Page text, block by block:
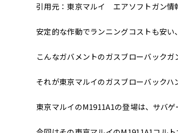
引用元： 東京マルイ エアソフトガン情
安定的な作動でランニングコストも安
こんなガバメントのガスブローバックガ
それが東京マルイのガスブローバックハ
東京マルイのM1911A1の登場は、サバ